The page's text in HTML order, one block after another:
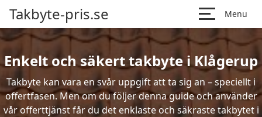
Takbyte-pris.se Menu
Enkelt och säkert takbyte i Klågerup
Takbyte kan vara en svår uppgift att ta sig an – speciellt i
offertfasen. Men om du följer denna guide och använder
vår offerttjänst får du det enklaste och säkraste takbytet i